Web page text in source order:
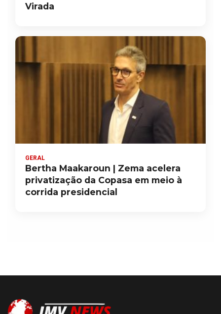
Virada
GERAL
Bertha Maakaroun | Zema acelera
privatização da Copasa em meio à
corrida presidencial